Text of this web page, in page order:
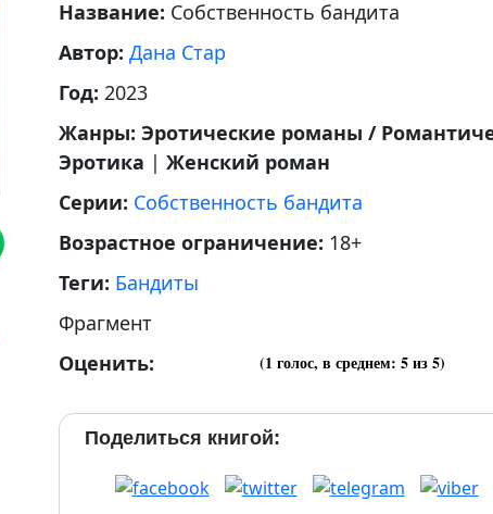
Название: Собственность бандита
Автор: Дана Стар
Год: 2023
Жанры: Эротические романы /
Эротика | Женский роман
Серии: Собственность бандита
Возрастное ограничение: 18+
Теги: Бандиты
Фрагмент
Оценить:
(1 голос, в среднем: 5из 5)
Поделиться книгой: